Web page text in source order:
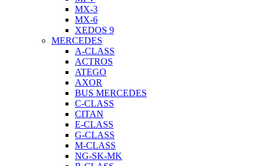
MX-3
MX-6
XEDOS 9
MERCEDES
A-CLASS
ACTROS
ATEGO
AXOR
BUS MERCEDES
C-CLASS
CITAN
E-CLASS
G-CLASS
M-CLASS
NG-SK-MK